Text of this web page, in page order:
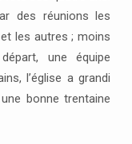
des réunions les
les autres ; moins
une équipe
l’église a grandi
bonne trentaine